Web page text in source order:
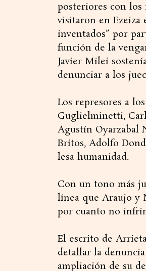
posteriores con los
visitaron en Ezeiza
inventados” por
función de la
Javier Milei
denunciar a los
Los represores a
Guglielminetti,
Agustín Oyarzabal
Britos, Adolfo
lesa humanidad.
Con un tono más
línea que Araujo y
por cuanto no
El escrito de
detallar la
ampliación de su